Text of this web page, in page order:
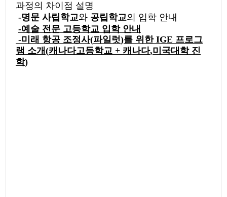
과정의 차이점 설명
-명문 사립학교와 공립학교의 입학 안내
-예술 전문 고등학교 입학 안내
-미래 항공 조정사(파일럿)를 위한IGE 프로그
램 소개 (캐나다고등학교 + 캐나다,미국대학 진
학)